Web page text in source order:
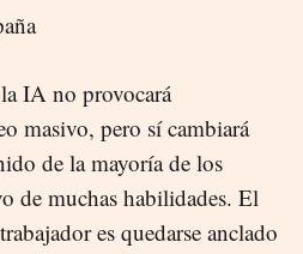
IA no provocará
masivo, pero sí cambiará
de la mayoría de los
de muchas habilidades. El
es quedarse anclado